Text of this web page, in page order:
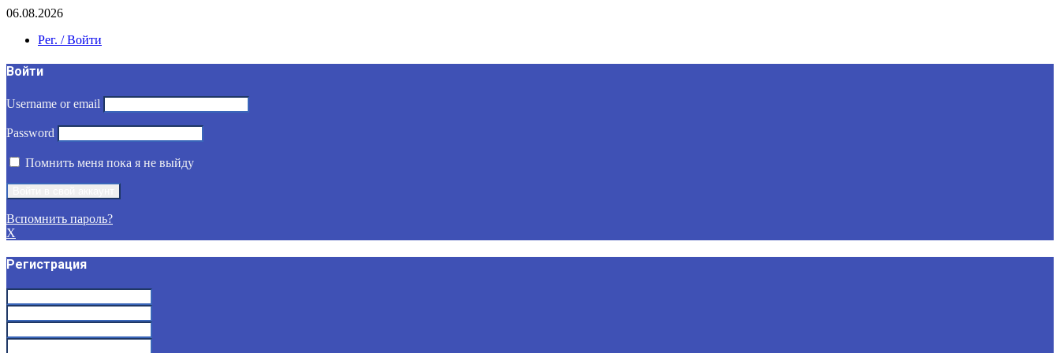
06.08.2026
Рег. / Войти
Войти
Username or email
Password
Помнить меня пока я не выйду
Вспомнить пароль?
X
Регистрация